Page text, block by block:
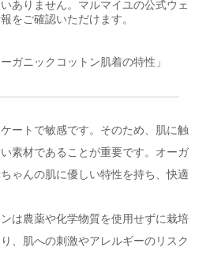
ありません。マルマイユの公式ウェ
をご確認いただけます。
ガニックコットン肌着の特性」
ートで敏感です。そのため、肌に触
素材であることが重要です。オーガ
ゃんの肌に優しい特性を持ち、快適
は農薬や化学物質を使用せずに栽培
、肌への刺激やアレルギーのリスク